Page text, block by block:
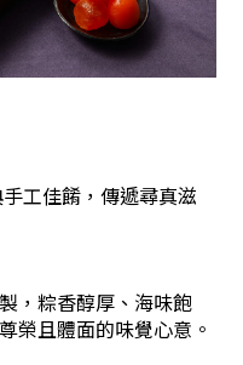
工佳餚，傳遞尋真滋
，粽香醇厚、海味飽
榮且體面的味覺心意。